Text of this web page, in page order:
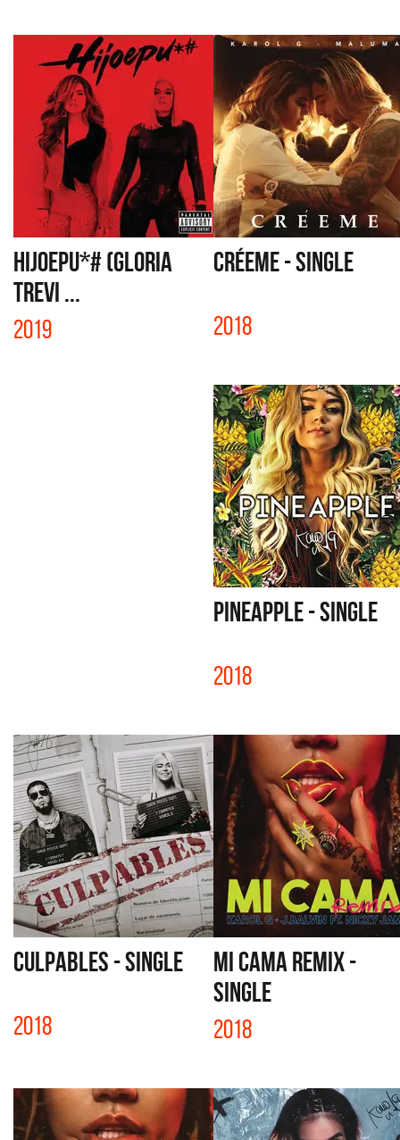
HIJOEPU*# (GLORIA
TREVI ...
2019
CRÉEME - SINGLE
2018
PINEAPPLE - SINGLE
2018
CULPABLES - SINGLE
2018
MI CAMA REMIX -
SINGLE
2018